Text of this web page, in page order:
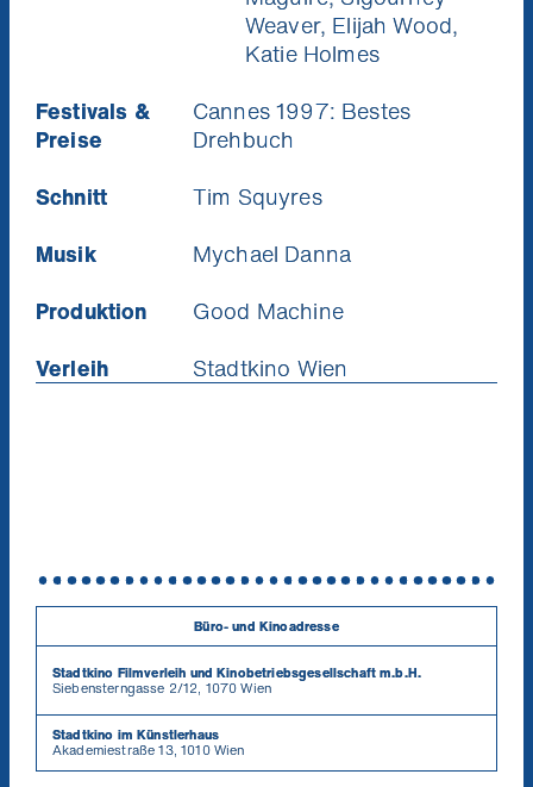
Weaver, Elijah Wood,
Katie Holmes
Festivals &
Preise
Cannes 1997: Bestes
Drehbuch
Schnitt
Tim Squyres
Musik
Mychael Danna
Produktion
Good Machine
Verleih
Stadtkino Wien
Büro- und Kinoadresse
Stadtkino Filmverleih und Kinobetriebsgesellschaft m.b.H.
Siebensterngasse 2/12, 1070 Wien
Stadtkino im Künstlerhaus
Akademiestraße 13, 1010 Wien